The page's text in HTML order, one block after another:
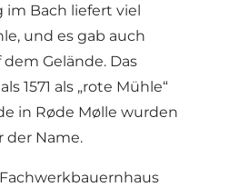
im Bach liefert viel
und es gab auch
Gelände. Das
1571 als „rote Mühle“
in Røde Mølle wurden
der Name.